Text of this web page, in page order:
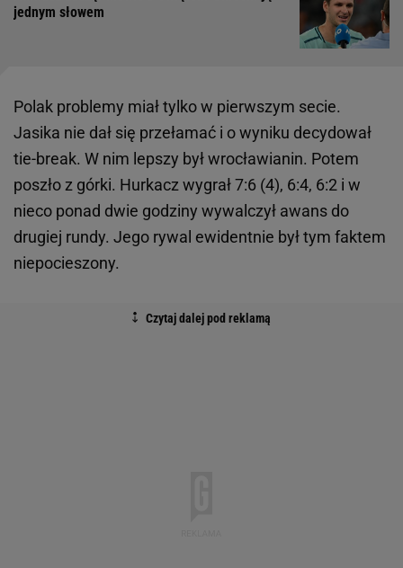
jednym słowem
Polak problemy miał tylko w pierwszym secie.
Jasika nie dał się przełamać i o wyniku decydował
tie-break. W nim lepszy był wrocławianin. Potem
poszło z górki. Hurkacz wygrał 7:6 (4), 6:4, 6:2 i w
nieco ponad dwie godziny wywalczył awans do
drugiej rundy. Jego rywal ewidentnie był tym faktem
niepocieszony.